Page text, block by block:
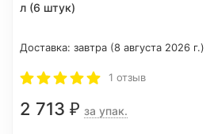
л (6 штук)
Доставка: завтра (8 августа 2026 г.)
1 отзыв
2 713 ₽ за упак.